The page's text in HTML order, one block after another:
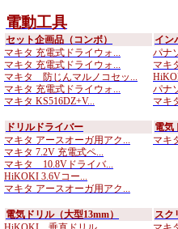
電動工具
セット企画品（コンボ）
マキタ 充電式ドライウォ...
マキタ 充電式ドライウォ...
マキタ 防じんマルノコセッ...
マキタ 充電式ドライウォ...
マキタ KS516DZ+V...
イン
パナ
マキ
パナ
マキ
ドリルドライバー
マキタ アースオーガ用アク...
マキタ 7.2V 充電式ペ...
マキタ 10.8Vドライバ...
HiKOKI 3.6Vコー...
マキタ アースオーガ用アク...
電気
マキ
電気ドリル（大型13mm）
スク